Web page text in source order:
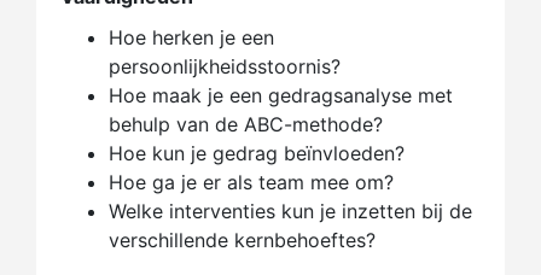
Hoe herken je een
persoonlijkheidsstoornis?
Hoe maak je een gedragsanalyse met
behulp van de ABC-methode?
Hoe kun je gedrag beïnvloeden?
Hoe ga je er als team mee om?
Welke interventies kun je inzetten bij de
verschillende kernbehoeftes?